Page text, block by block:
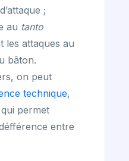
;
au tanto
attaques au
bâton.
on peut
technique,
permet
entre